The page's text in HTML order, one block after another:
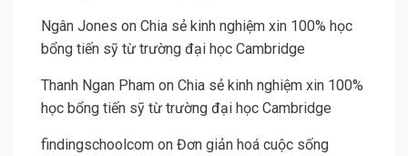
Ngân Jones on Chia sẻ kinh nghiệm xin 100% học
bổng tiến sỹ từ trường đại học Cambridge
Thanh Ngan Pham on Chia sẻ kinh nghiệm xin 100%
học bổng tiến sỹ từ trường đại học Cambridge
findingschoolcom on Đơn giản hoá cuộc sống